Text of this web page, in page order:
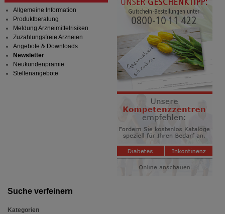
Suche verfeinern
Kategorien
Allgemeine Information
Produktberatung
Meldung Arzneimittelrisiken
Zuzahlungsfreie Arzneien
Angebote & Downloads
Newsletter
Neukundenprämie
Stellenangebote